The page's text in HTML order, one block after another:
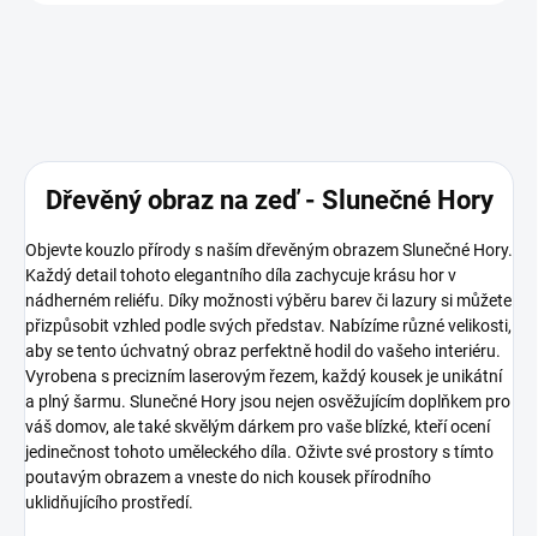
Dřevěný obraz na zeď - Slunečné Hory
Objevte kouzlo přírody s naším dřevěným obrazem Slunečné Hory.
Každý detail tohoto elegantního díla zachycuje krásu hor v
nádherném reliéfu. Díky možnosti výběru barev či lazury si můžete
přizpůsobit vzhled podle svých představ. Nabízíme různé velikosti,
aby se tento úchvatný obraz perfektně hodil do vašeho interiéru.
Vyrobena s precizním laserovým řezem, každý kousek je unikátní
a plný šarmu. Slunečné Hory jsou nejen osvěžujícím doplňkem pro
váš domov, ale také skvělým dárkem pro vaše blízké, kteří ocení
jedinečnost tohoto uměleckého díla. Oživte své prostory s tímto
poutavým obrazem a vneste do nich kousek přírodního
uklidňujícího prostředí.